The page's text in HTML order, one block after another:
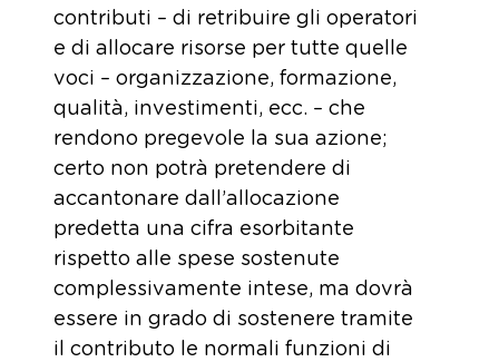
contributi – di retribuire gli operatori
e di allocare risorse per tutte quelle
voci – organizzazione, formazione,
qualità, investimenti, ecc. – che
rendono pregevole la sua azione;
certo non potrà pretendere di
accantonare dall’allocazione
predetta una cifra esorbitante
rispetto alle spese sostenute
complessivamente intese, ma dovrà
essere in grado di sostenere tramite
il contributo le normali funzioni di